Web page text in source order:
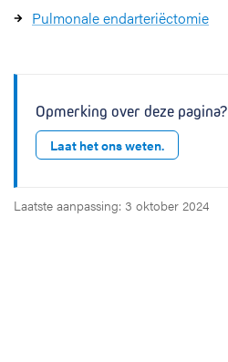
Pulmonale endarteriëctomie
Opmerking over deze pagina?
Laat het ons weten.
Laatste aanpassing: 3 oktober 2024